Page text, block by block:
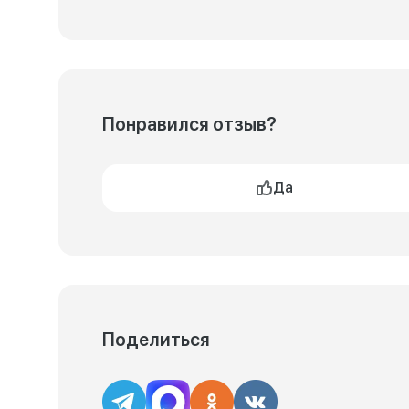
Понравился отзыв?
Да
Поделиться